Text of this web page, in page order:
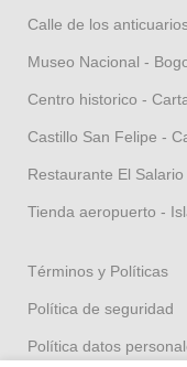
Calle de los
Museo Nacional -
Centro historico -
Castillo San Felipe -
Restaurante El
Tienda aeropuerto -
Términos y Políticas
Política de seguridad
Política datos